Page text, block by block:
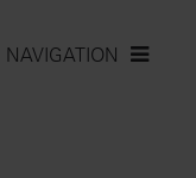
NAVIGATION